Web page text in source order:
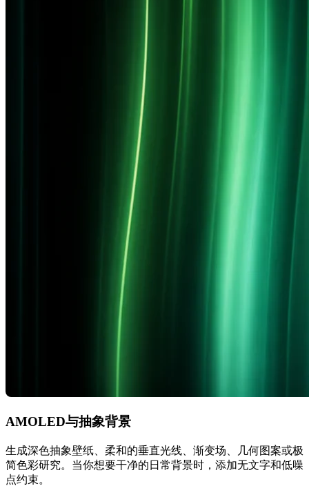
AMOLED与抽象背景
生成深色抽象壁纸、柔和的垂直光线、渐变场、几何图案或极
简色彩研究。当你想要干净的日常背景时，添加无文字和低噪
点约束。